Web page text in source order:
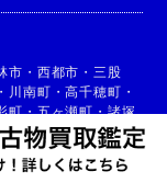
市 ・ 西都市 ・ 三股
・ 川南町 ・高千穂町 ・
町・五ヶ瀬町・諸塚